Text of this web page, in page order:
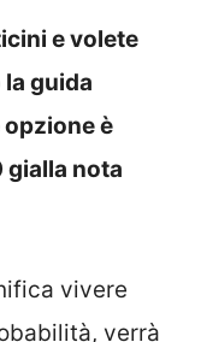
e volete
guida
opzione è
gialla nota
vivere
verrà